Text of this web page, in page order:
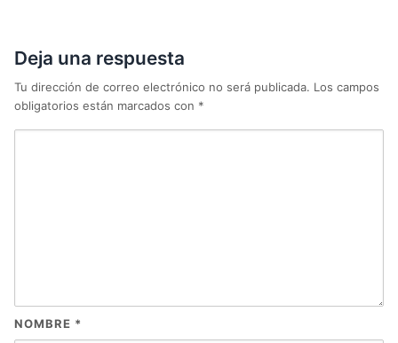
Deja una respuesta
Tu dirección de correo electrónico no será publicada. Los campos
obligatorios están marcados con *
NOMBRE *